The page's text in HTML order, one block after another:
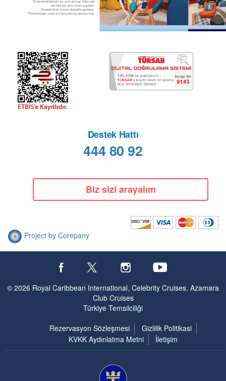
Gemide Yaşam
Destek Hattı
444 80 92
Biz sizi arayalım
Project by Corepany
© 2026 Royal Caribbean International, Celebrity Cruises, Azamara
Club Cruises
Türkiye Temsilciliği
Rezervasyon Sözleşmesi
Gizlilik Politikasi
KVKK Aydınlatma Metni
İletişim